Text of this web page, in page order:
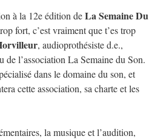
à la 12e édition deLa Semaine Du
fort, c’est vraiment que t’es trop
, audioprothésiste d.e.,
l’association La Semaine du Son.
dans le domaine du son, et
cette association, sa charte et les
la musique et l’audition,